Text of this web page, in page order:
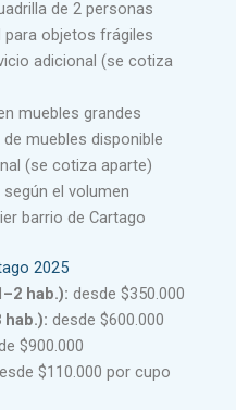
de 2 personas
para objetos frágiles
adicional (se cotiza
muebles grandes
muebles disponible
(se cotiza aparte)
el volumen
barrio de Cartago
2025
hab.): desde $350.000
desde $600.000
$900.000
$110.000 por cupo